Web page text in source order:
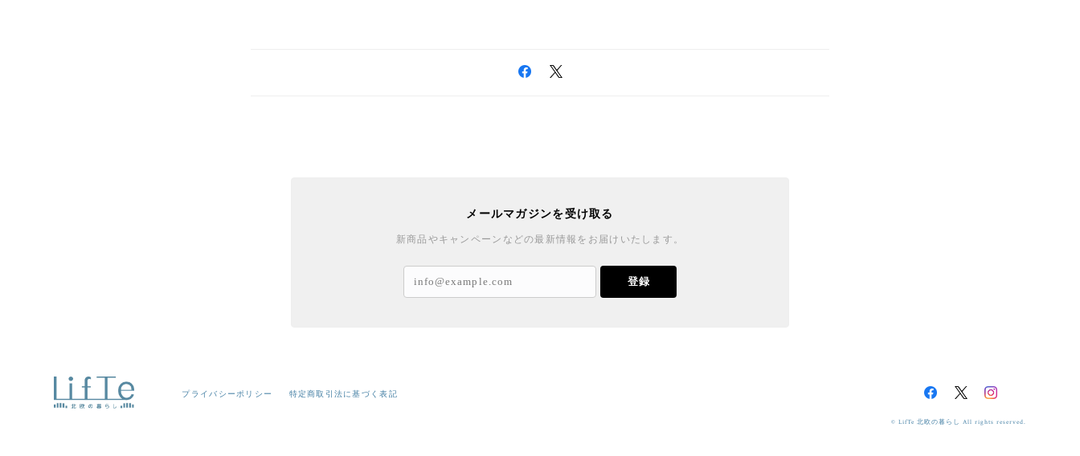
メールマガジンを受け取る
新商品やキャンペーンなどの最新情報をお届けいたします。
登録
プライバシーポリシー 特定商取引法に基づく表記
© LifTe 北欧の暮らし All rights reserved.